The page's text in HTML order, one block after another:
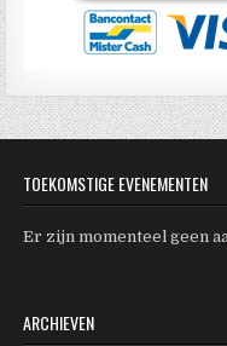
TOEKOMSTIGE EVENEMENTEN
Er zijn momenteel geen
ARCHIEVEN